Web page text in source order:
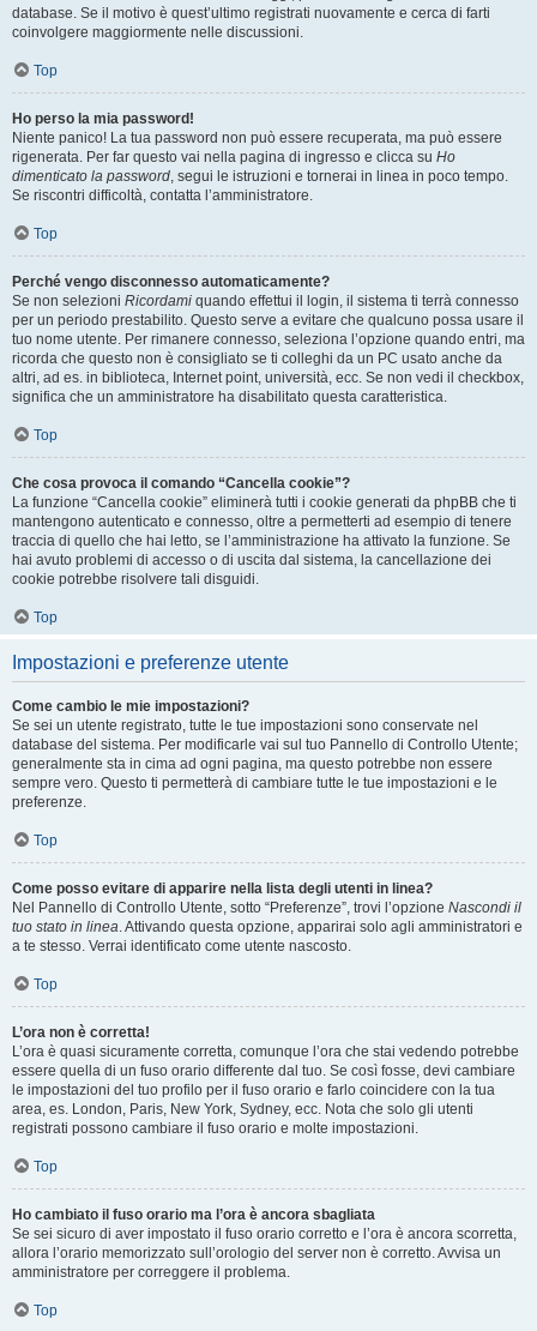
database. Se il motivo è quest’ultimo registrati nuovamente e cerca di farti
coinvolgere maggiormente nelle discussioni.
Top
Ho perso la mia password!
Niente panico! La tua password non può essere recuperata, ma può essere
rigenerata. Per far questo vai nella pagina di ingresso e clicca su Ho
dimenticato la password, segui le istruzioni e tornerai in linea in poco tempo.
Se riscontri difficoltà, contatta l’amministratore.
Top
Perché vengo disconnesso automaticamente?
Se non selezioni Ricordami quando effettui il login, il sistema ti terrà connesso
per un periodo prestabilito. Questo serve a evitare che qualcuno possa usare il
tuo nome utente. Per rimanere connesso, seleziona l’opzione quando entri, ma
ricorda che questo non è consigliato se ti colleghi da un PC usato anche da
altri, ad es. in biblioteca, Internet point, università, ecc. Se non vedi il checkbox,
significa che un amministratore ha disabilitato questa caratteristica.
Top
Che cosa provoca il comando “Cancella cookie”?
La funzione “Cancella cookie” eliminerà tutti i cookie generati da phpBB che ti
mantengono autenticato e connesso, oltre a permetterti ad esempio di tenere
traccia di quello che hai letto, se l’amministrazione ha attivato la funzione. Se
hai avuto problemi di accesso o di uscita dal sistema, la cancellazione dei
cookie potrebbe risolvere tali disguidi.
Top
Impostazioni e preferenze utente
Come cambio le mie impostazioni?
Se sei un utente registrato, tutte le tue impostazioni sono conservate nel
database del sistema. Per modificarle vai sul tuo Pannello di Controllo Utente;
generalmente sta in cima ad ogni pagina, ma questo potrebbe non essere
sempre vero. Questo ti permetterà di cambiare tutte le tue impostazioni e le
preferenze.
Top
Come posso evitare di apparire nella lista degli utenti in linea?
Nel Pannello di Controllo Utente, sotto “Preferenze”, trovi l’opzione Nascondi il
tuo stato in linea. Attivando questa opzione, apparirai solo agli amministratori e
a te stesso. Verrai identificato come utente nascosto.
Top
L’ora non è corretta!
L’ora è quasi sicuramente corretta, comunque l’ora che stai vedendo potrebbe
essere quella di un fuso orario differente dal tuo. Se così fosse, devi cambiare
le impostazioni del tuo profilo per il fuso orario e farlo coincidere con la tua
area, es. London, Paris, New York, Sydney, ecc. Nota che solo gli utenti
registrati possono cambiare il fuso orario e molte impostazioni.
Top
Ho cambiato il fuso orario ma l’ora è ancora sbagliata
Se sei sicuro di aver impostato il fuso orario corretto e l’ora è ancora scorretta,
allora l’orario memorizzato sull’orologio del server non è corretto. Avvisa un
amministratore per correggere il problema.
Top